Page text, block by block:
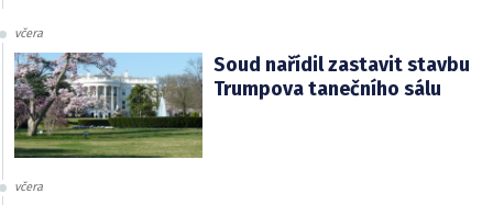
včera
Soud nařídil zastavit stavbu
Trumpova tanečního sálu
včera